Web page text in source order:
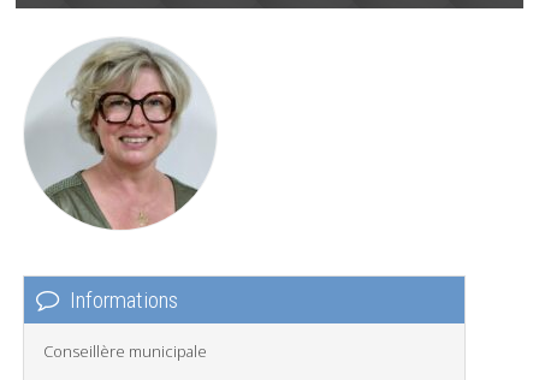
Informations
Conseillère municipale